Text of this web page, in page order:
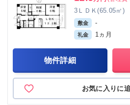
3ＬＤＫ(65.05㎡)
敷金 -
礼金 1ヵ月
物件詳細
お気に入りに